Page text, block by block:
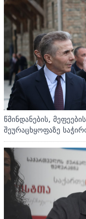
წმინდანების,
შეურაცხყოფაზე